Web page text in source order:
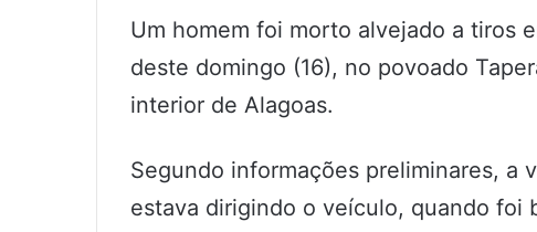
Um homem foi morto alvejado a tiros
deste domingo (16), no povoado
interior de Alagoas.
Segundo informações preliminares, a
estava dirigindo o veículo, quando foi